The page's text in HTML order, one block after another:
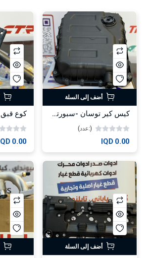
أضف إلى السلة
كيس كير توسان -سبورتج 2019 -HF
(:عدد)
0.00 IQD
0.00 IQD
أضف إلى السلة